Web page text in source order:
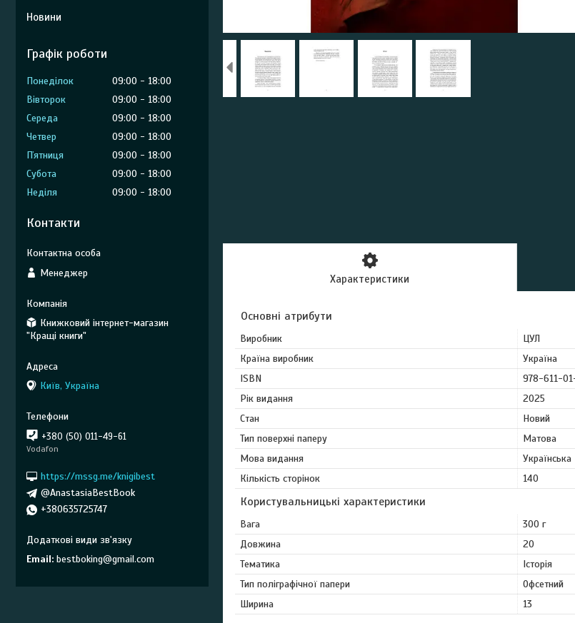
Характеристики
Основні атрибути
Виробник
ЦУЛ
Країна виробник
Україна
ISBN
978-611-
Рік видання
2025
Стан
Новий
Тип поверхні паперу
Матова
Мова видання
Українська
Кількість сторінок
140
Користувальницькі характеристики
Вага
300 г
Довжина
20
Тематика
Історія
Тип поліграфічної папери
Офсетний
Ширина
13
Новини
Графік роботи
Понеділок 09:00
18:00
Вівторок
09:00
18:00
Середа
09:00
18:00
Четвер
09:00
18:00
Пʼятниця
09:00
18:00
Субота
09:00
18:00
Неділя
09:00 18:00
Контакти
Менеджер
Книжковий інтернет-магазин
"Кращі книги"
Київ, Україна
+380 (50) 011-49-61
Vodafon
https://mssg.me/knigibest
@AnastasiaBestBook
+380635725747
Email bestboking@gmail.com